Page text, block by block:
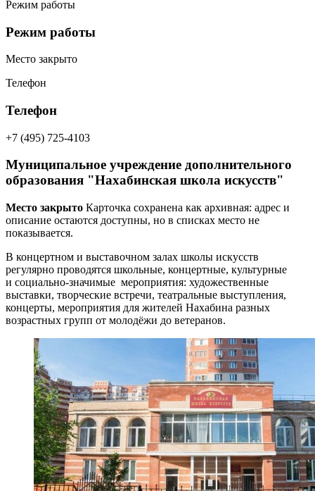
Режим работы
Режим работы
Место закрыто
Телефон
Телефон
+7 (495) 725-4103
Муниципальное учреждение дополнительного
образования "Нахабинская школа искусств"
Место закрыто Карточка сохранена как архивная: адрес и
описание остаются доступны, но в списках место не
показывается.
В концертном и выставочном залах школы искусств
регулярно проводятся школьные, концертные, культурные
и социально-значимые мероприятия: художественные
выставки, творческие встречи, театральные выступления,
концерты, мероприятия для жителей Нахабина разных
возрастных групп от молодёжи до ветеранов.